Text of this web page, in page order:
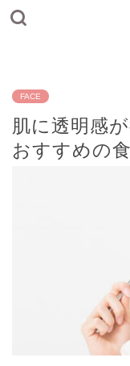
FACE
肌に透明感
おすすめの